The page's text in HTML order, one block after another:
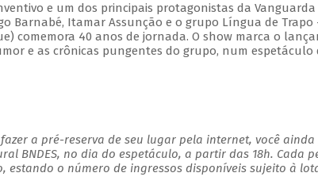
e um dos principais protagonistas da
Barnabé, Itamar Assunção e o grupo Língua de Trapo
comemora 40 anos de jornada. O show marca o
e as crônicas pungentes do grupo, num espetáculo
a pré-reserva de seu lugar pela internet, você
BNDES, no dia do espetáculo, a partir das 18h. Cada
estando o número de ingressos disponíveis sujeito à